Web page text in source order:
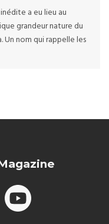
a eu lieu au
grandeur nature du
Un nom qui rappelle les